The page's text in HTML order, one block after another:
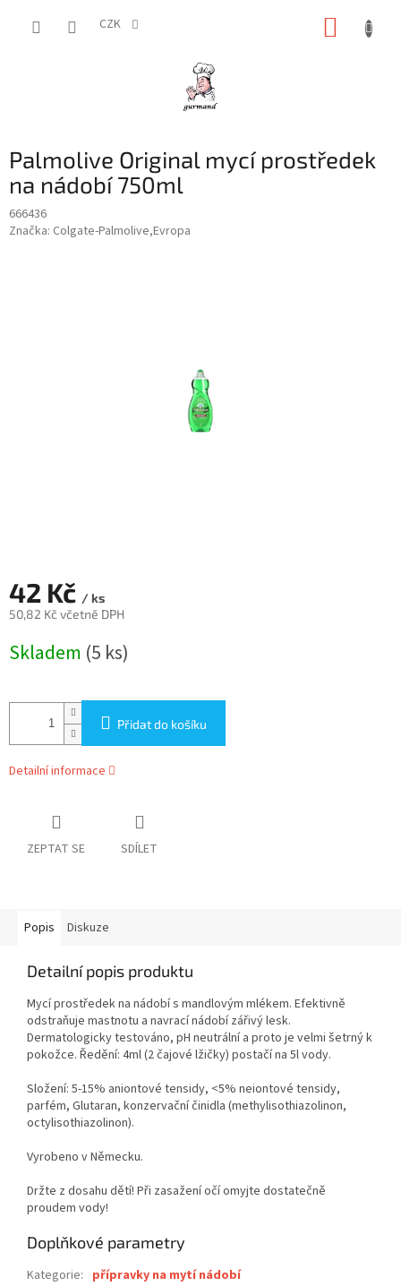
CZK
Palmolive Original mycí prostředek
na nádobí 750ml
666436
Značka: Colgate-Palmolive,Evropa
42 Kč / ks
50,82 Kč včetně DPH
cena:
Skladem (5 ks)
Přidat do košíku
Detailní informace
ZEPTAT SE SDÍLET
Popis Diskuze
Detailní popis produktu
Mycí prostředek na nádobí s mandlovým mlékem. Efektivně
odstraňuje mastnotu a navrací nádobí zářivý lesk.
Dermatologicky testováno, pH neutrální a proto je velmi šetrný k
pokožce. Ředění: 4ml (2 čajové lžičky) postačí na 5l vody.
Složení: 5-15% aniontové tensidy, <5% neiontové tensidy,
parfém, Glutaran, konzervační činidla (methylisothiazolinon,
octylisothiazolinon).
Vyrobeno v Německu.
Držte z dosahu dětí! Při zasažení očí omyjte dostatečně
proudem vody!
Doplňkové parametry
Kategorie: přípravky na mytí nádobí